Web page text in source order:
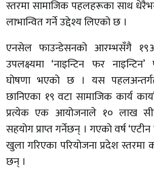
स्तरमा सामाजिक पहलहरूका साथ
लाभान्वित गर्ने उद्देश्य लिएको छ ।
एनसेल फाउन्डेसनको आरम्भसँगै १९औं
उपलक्ष्यमा ‘नाइन्टिन फर नाइन्टिन’
घोषणा भएको छ । यस
छानिएका १९ वटा सामाजिक कार्य
प्रत्येक एक आयोजनाले १० लाख
सहयोग प्राप्त गर्नेछन् । गएकाे वर्ष
खुला गरिएका परियोजना प्रदेश स्तरमा
छन् ।